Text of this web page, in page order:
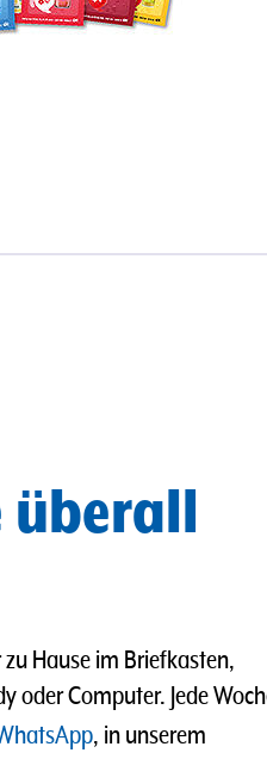
überall
Hause im Briefkasten,
oder Computer. Jede
, in unserem